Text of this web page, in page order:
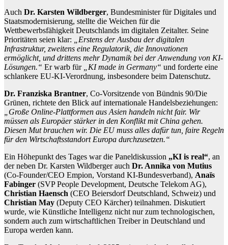
Auch Dr. Karsten Wildberger, Bundesminister für Digitales und
Staatsmodernisierung, stellte die Weichen für die
Wettbewerbsfähigkeit Deutschlands im digitalen Zeitalter. Seine
Prioritäten seien klar: „Erstens der Ausbau der digitalen
Infrastruktur, zweitens eine Regulatorik, die Innovationen
ermöglicht, und drittens mehr Dynamik bei der Anwendung von KI-
Lösungen.“ Er warb für „KI made in Germany“ und forderte eine
schlankere EU-KI-Verordnung, insbesondere beim Datenschutz.
Dr. Franziska Brantner, Co-Vorsitzende von Bündnis 90/Die
Grünen, richtete den Blick auf internationale Handelsbeziehungen:
„Große Online-Plattformen aus Asien handeln nicht fair. Wir
müssen als Europäer stärker in den Konflikt mit China gehen.
Diesen Mut brauchen wir. Die EU muss alles dafür tun, faire Regeln
für den Wirtschaftsstandort Europa durchzusetzen.“
Ein Höhepunkt des Tages war die Paneldiskussion „KI is real“, an
der neben Dr. Karsten Wildberger auch Dr. Annika von Mutius
(Co-Founder/CEO Empion, Vorstand KI-Bundesverband), Anaïs
Fabinger (SVP People Development, Deutsche Telekom AG),
Christian Haensch (CEO Beiersdorf Deutschland, Schweiz) und
Christian May (Deputy CEO Kärcher) teilnahmen. Diskutiert
wurde, wie Künstliche Intelligenz nicht nur zum technologischen,
sondern auch zum wirtschaftlichen Treiber in Deutschland und
Europa werden kann.